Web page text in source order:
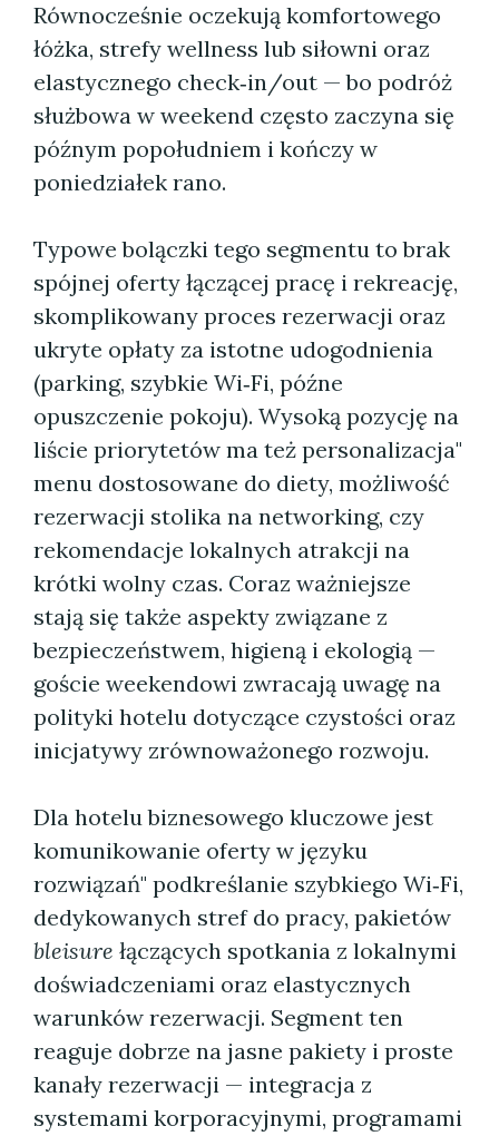
Równocześnie oczekują komfortowego
łóżka, strefy wellness lub siłowni oraz
elastycznego check‑in/out — bo podróż
służbowa w weekend często zaczyna się
późnym popołudniem i kończy w
poniedziałek rano.
Typowe bolączki tego segmentu to brak
spójnej oferty łączącej pracę i rekreację,
skomplikowany proces rezerwacji oraz
ukryte opłaty za istotne udogodnienia
(parking, szybkie Wi‑Fi, późne
opuszczenie pokoju). Wysoką pozycję na
liście priorytetów ma też personalizacja"
menu dostosowane do diety, możliwość
rezerwacji stolika na networking, czy
rekomendacje lokalnych atrakcji na
krótki wolny czas. Coraz ważniejsze
stają się także aspekty związane z
bezpieczeństwem, higieną i ekologią —
goście weekendowi zwracają uwagę na
polityki hotelu dotyczące czystości oraz
inicjatywy zrównoważonego rozwoju.
Dla hotelu biznesowego kluczowe jest
komunikowanie oferty w języku
rozwiązań" podkreślanie szybkiego Wi‑Fi,
dedykowanych stref do pracy, pakietów
bleisure łączących spotkania z lokalnymi
doświadczeniami oraz elastycznych
warunków rezerwacji. Segment ten
reaguje dobrze na jasne pakiety i proste
kanały rezerwacji — integracja z
systemami korporacyjnymi, programami